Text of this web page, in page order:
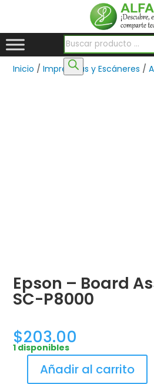
Búsqueda de productos
Inicio /Impresoras y Escáneres /
Epson – Board
SC-P8000
$203.00
1 disponibles
Añadir al carrito